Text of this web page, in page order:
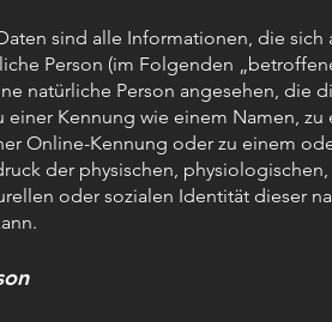
sind alle Informationen, die
Person (im Folgenden
natürliche Person angesehen, die
Kennung wie einem Namen, zu
Online-Kennung oder zu einem
der physischen,
oder sozialen Identität dieser